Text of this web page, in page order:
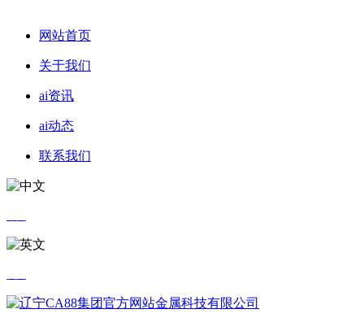
网站首页
关于我们
ai资讯
ai动态
联系我们